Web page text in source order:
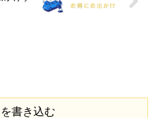
書き込む